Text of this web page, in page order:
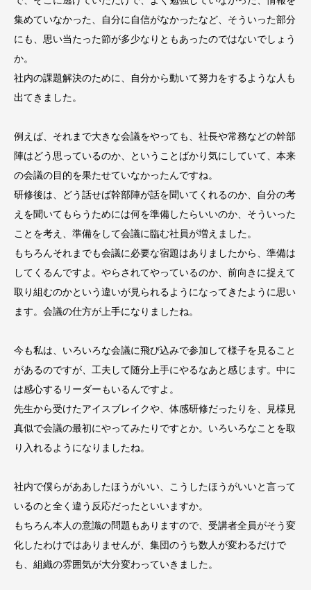
集めていなかった、自分に自信がなかったなど、そういった部分
にも、思い当たった節が多少なりともあったのではないでしょう
か。
社内の課題解決のために、自分から動いて努力をするような人も
出てきました。
例えば、それまで大きな会議をやっても、社長や常務などの幹部
陣はどう思っているのか、ということばかり気にしていて、本来
の会議の目的を果たせていなかったんですね。
研修後は、どう話せば幹部陣が話を聞いてくれるのか、自分の考
えを聞いてもらうためには何を準備したらいいのか、そういった
ことを考え、準備をして会議に臨む社員が増えました。
もちろんそれまでも会議に必要な宿題はありましたから、準備は
してくるんですよ。やらされてやっているのか、前向きに捉えて
取り組むのかという違いが見られるようになってきたように思い
ます。会議の仕方が上手になりましたね。
今も私は、いろいろな会議に飛び込みで参加して様子を見ること
があるのですが、工夫して随分上手にやるなあと感じます。中に
は感心するリーダーもいるんですよ。
先生から受けたアイスブレイクや、体感研修だったりを、見様見
真似で会議の最初にやってみたりですとか。いろいろなことを取
り入れるようになりましたね。
社内で僕らがああしたほうがいい、こうしたほうがいいと言って
いるのと全く違う反応だったといいますか。
もちろん本人の意識の問題もありますので、受講者全員がそう変
化したわけではありませんが、集団のうち数人が変わるだけで
も、組織の雰囲気が大分変わっていきました。